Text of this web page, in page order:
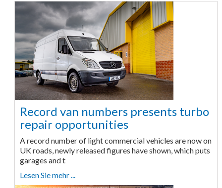
Record van numbers presents turbo
repair opportunities
A record number of light commercial vehicles are now on
UK roads, newly released figures have shown, which puts
garages and t
Lesen Sie mehr ...